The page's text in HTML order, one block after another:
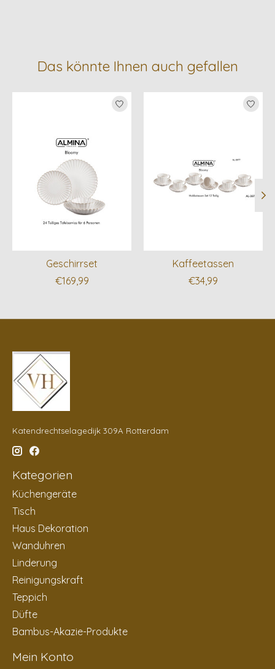
Das könnte Ihnen auch gefallen
Produkt-Karussell-Artikel
Geschirrset
€169,99
Kaffeetassen
€34,99
Katendrechtselagedijk 309A Rotterdam
Kategorien
Küchengeräte
Tisch
Haus Dekoration
Wanduhren
Linderung
Reinigungskraft
Teppich
Düfte
Bambus-Akazie-Produkte
Mein Konto